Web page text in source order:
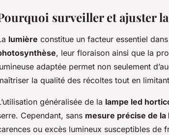
surveiller et ajuster
lumière constitue un facteur essentiel
, leur floraison ainsi que la
adaptée permet non seulement
la qualité des récoltes tout en
généralisée de la lampe led
Cependant, sans mesure précise de la
ou excès lumineux susceptibles de